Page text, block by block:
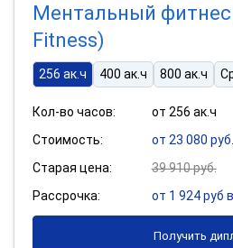
Ментальный фитнес
Fitness)
256 ак.ч 400 ак.ч 800 ак.ч
Кол-во часов:
от 256 ак.ч
Стоимость:
от 23 080 руб.
Старая цена:
39 910 руб.
Рассрочка:
от 1 924 руб
Получить